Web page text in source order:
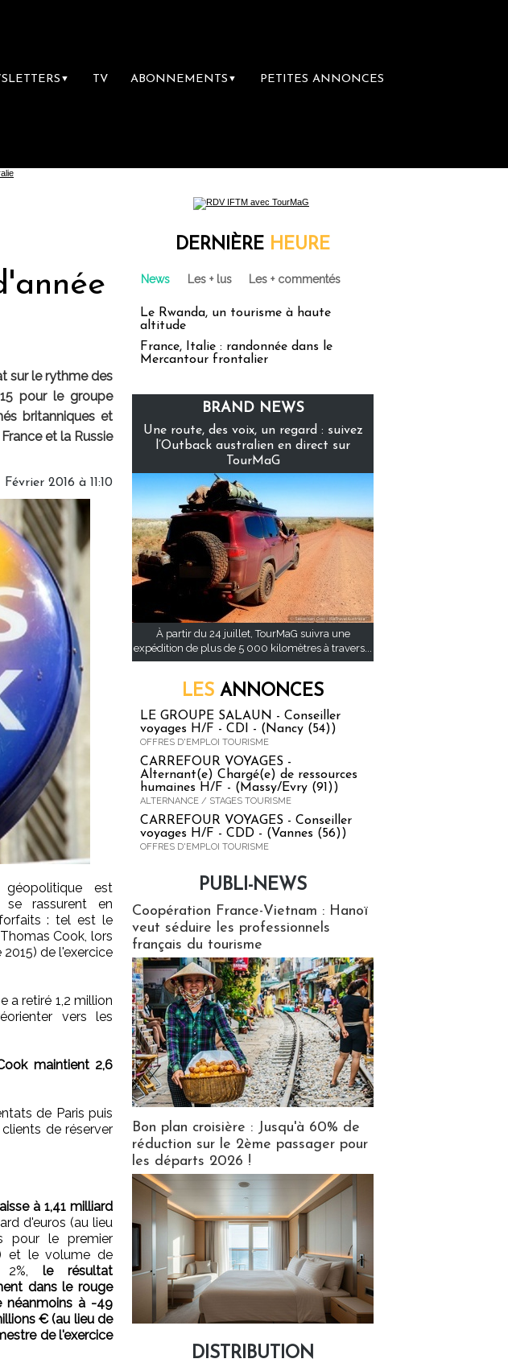
▼ TV ABONNEMENTS ▼ PETITES ANNONCES
sur le rythme des
pour le groupe
britanniques et
et la Russie
Février 2016 à 11:10
est
se rassurent en
: tel est le
Cook, lors
de l'exercice
a retiré 1,2 million
vers les
maintient 2,6
de Paris puis
de réserver
à 1,41 milliard
d'euros (au lieu
pour le premier
et le volume de
2%, le résultat
dans le rouge
néanmoins à -49
€ (au lieu de
de l'exercice
DERNIÈRE HEURE
News Les + lus Les + commentés
Le Rwanda, un tourisme à haute
altitude
France, Italie : randonnée dans le
Mercantour frontalier
BRAND NEWS
Une route, des voix, un regard : suivez
l’Outback australien en direct sur
TourMaG
À partir du 24 juillet, TourMaG suivra une
expédition de plus de 5 000 kilomètres à travers...
LES ANNONCES
LE GROUPE SALAUN - Conseiller
voyages H/F - CDI - (Nancy (54))
OFFRES D'EMPLOI TOURISME
CARREFOUR VOYAGES -
Alternant(e) Chargé(e) de ressources
humaines H/F - (Massy/Evry (91))
ALTERNANCE / STAGES TOURISME
CARREFOUR VOYAGES - Conseiller
voyages H/F - CDD - (Vannes (56))
OFFRES D'EMPLOI TOURISME
PUBLI-NEWS
Coopération France-Vietnam : Hanoï
veut séduire les professionnels
français du tourisme
Bon plan croisière : Jusqu'à 60% de
réduction sur le 2ème passager pour
les départs 2026 !
DISTRIBUTION